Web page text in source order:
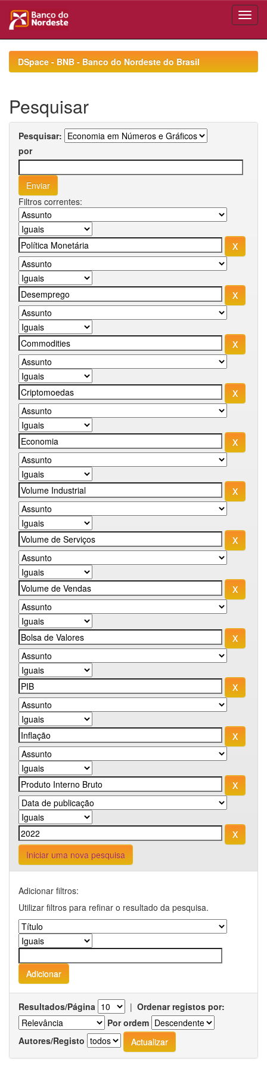
navigationDSpace - BNB - Banco do Nordeste do Brasil
Pesquisar
Pesquisar:
por
Filtros correntes:
Iniciar uma nova pesquisa
Adicionar filtros:
Utilizar filtros para refinar o resultado da pesquisa.
Resultados/Página | Ordenar registos por:
Por ordem
Autores/Registo